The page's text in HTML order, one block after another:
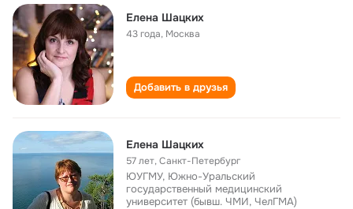
Елена Шацких
43 года, Москва
Добавить в друзья
Елена Шацких
57 лет,Санкт-Петербург
ЮУГМУ, Южно-Уральский
государственный медицинский
университет (бывш. ЧМИ, ЧелГМА)